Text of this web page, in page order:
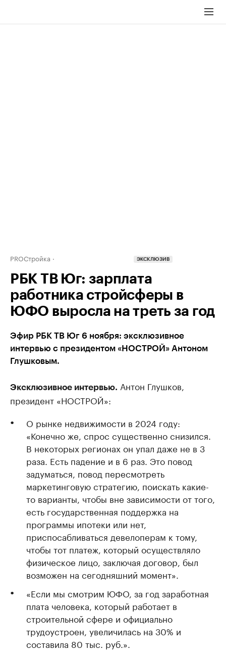
PROСтройка ЭКСКЛЮЗИВ
РБК ТВ Юг: зарплата
работника стройсферы в
ЮФО выросла на треть за год
Эфир РБК ТВ Юг 6 ноября: эксклюзивное
интервью с президентом «НОСТРОЙ» Антоном
Глушковым.
Эксклюзивное интервью. Антон Глушков,
президент «НОСТРОЙ»:
О рынке недвижимости в 2024 году:
«Конечно же, спрос существенно снизился.
В некоторых регионах он упал даже не в 3
раза. Есть падение и в 6 раз. Это повод
задуматься, повод пересмотреть
маркетинговую стратегию, поискать какие-
то варианты, чтобы вне зависимости от того,
есть государственная поддержка на
программы ипотеки или нет,
приспосабливаться девелоперам к тому,
чтобы тот платеж, который осуществляло
физическое лицо, заключая договор, был
возможен на сегодняшний момент».
«Если мы смотрим ЮФО, за год заработная
плата человека, который работает в
строительной сфере и официально
трудоустроен, увеличилась на 30% и
составила 80 тыс. руб.».